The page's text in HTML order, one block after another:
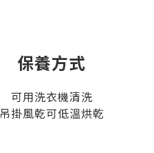
保養方式
可用洗衣機清洗
吊掛風乾可低溫烘乾